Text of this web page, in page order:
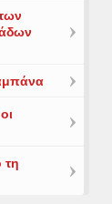
τη